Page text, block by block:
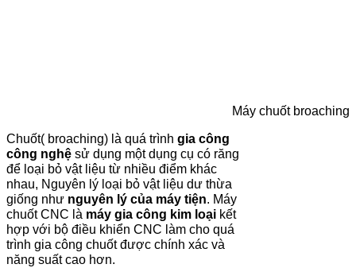
Máy chuốt broaching
Chuốt( broaching) là quá trình gia công
công nghệ sử dụng một dụng cụ có răng
để loại bỏ vật liệu từ nhiều điểm khác
nhau, Nguyên lý loại bỏ vật liệu dư thừa
giống như nguyên lý của máy tiện. Máy
chuốt CNC là máy gia công kim loại kết
hợp với bộ điều khiển CNC làm cho quá
trình gia công chuốt được chính xác và
năng suất cao hơn.